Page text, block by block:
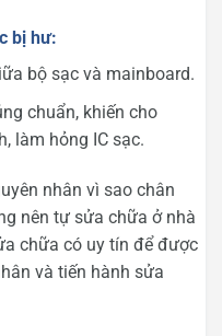
bị hư:
bộ sạc và mainboard.
chuẩn, khiến cho
làm hỏng IC sạc.
nhân vì sao chân
nên tự sửa chữa ở nhà
chữa có uy tín để được
và tiến hành sửa